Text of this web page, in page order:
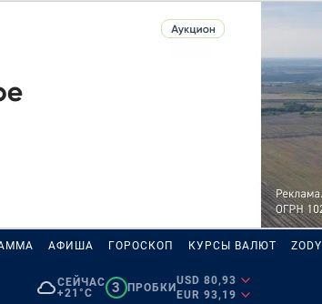
АФИША ГОРОСКОП КУРСЫ ВАЛЮТ ZODY
СЕЙЧАС
+21°C
3 ПРОБКИ
USD 80,93
EUR 93,19